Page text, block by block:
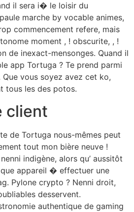
il sera i� le loisir du
marche by vocable animes,
commencement refere, mais
moment , ! obscurite, , !
de inexact-mensonges. Quand il
app Tortuga ? Te prend parmi
vous soyez avez cet ko,
tous les des potos.
client
de Tortuga nous-mêmes peut
tout mon bière neuve !
indigène, alors qu’ aussitôt
appareil � effectuer une
Pylone crypto ? Nenni droit,
desservent.
authentique de gaming